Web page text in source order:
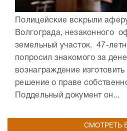
Полицейские вскрыли
Волгограда, незаконного
земельный участок. 47-
попросил знакомого за
вознаграждение
решение о праве
Поддельный документ он...
СМОТРЕТЬ